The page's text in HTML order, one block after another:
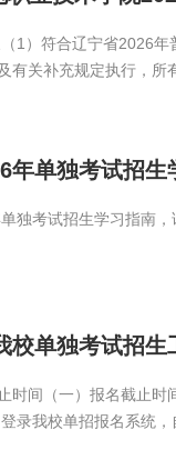
1）符合辽宁省2026
有关补充规定执行，
年单独考试招生
独考试招生学习指南，
校单独考试招生
（一）报名截止时间：2025年4
录我校单招报名系统